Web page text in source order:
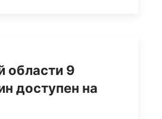
области 9
доступен на